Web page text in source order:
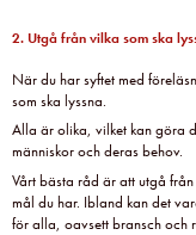
2. Utgå från vilka som ska
När du har syftet med
som ska lyssna.
Alla är olika, vilket kan göra
människor och deras behov.
Vårt bästa råd är att utgå
mål du har. Ibland kan det
för alla, oavsett bransch och